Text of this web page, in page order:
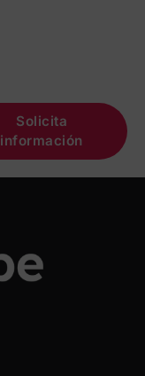
Solicita
información